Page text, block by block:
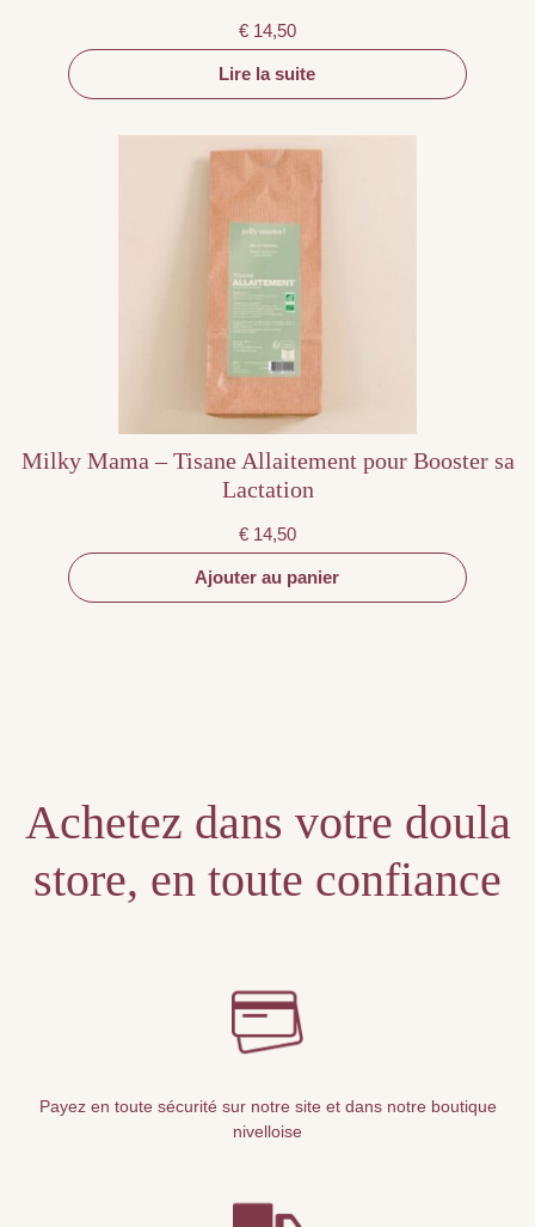
€ 14,50
Lire la suite
Milky Mama – Tisane Allaitement pour Booster sa
Lactation
€ 14,50
Ajouter au panier
Achetez dans votre doula
store, en toute confiance
Payez en toute sécurité sur notre site et dans notre boutique
nivelloise